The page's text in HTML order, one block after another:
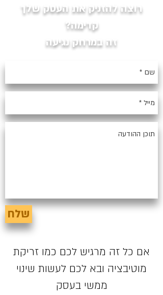
רוצה להזניק את העסק שלך
קדימה?
זה במרחק נגיעה
אם כל זה מרגיש לכם כמו זריקת
מוטיבציה ובא לכם לעשות שינוי
ממשי בעסק
שלח